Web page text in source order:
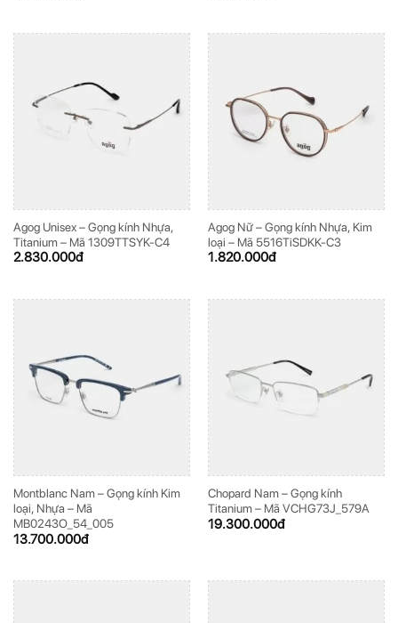
Agog Unisex – Gọng kính Nhựa,
Titanium – Mã 1309TTSYK-C4
2.830.000đ
Agog Nữ – Gọng kính Nhựa, Kim
loại – Mã 5516TiSDKK-C3
1.820.000đ
Montblanc Nam – Gọng kính Kim
loại, Nhựa – Mã
MB0243O_54_005
13.700.000đ
Chopard Nam – Gọng kính
Titanium – Mã VCHG73J_579A
19.300.000đ